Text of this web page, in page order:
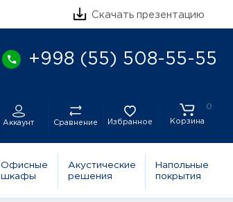
Скачать презентацию
+998 (55) 508-55-55
Аккаунт Сравнение Избранное
0
Корзина
Офисные
шкафы
Акустические
решения
Напольные
покрытия